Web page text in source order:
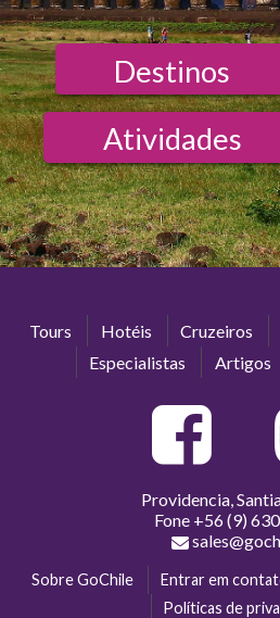
Destinos
Atividades
Tours Hotéis Cruzeiros
Especialistas
Artigos
Providencia,
Fone +56 (9)
Sobre GoChile Entrar em
Políticas de